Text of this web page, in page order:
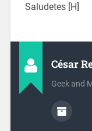
Saludetes [H]
César
Geek and